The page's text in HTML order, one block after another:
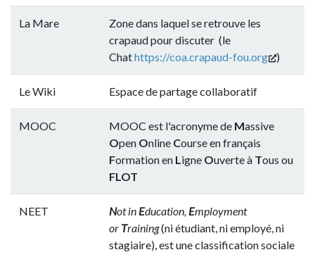
La Mare
Zone dans laquel se retrouve les
crapaud pour discuter (le
Chathttps://coa.crapaud-fou.org )
Le Wiki Espace de partage collaboratif
MOOC MOOC est l'acronyme de Massive
Open Online Course en français
Formation en L igne Ouverte à Tous ou
FLOT
NEET Not in Education, Employment
or Training(ni étudiant, ni employé, ni
stagiaire), est une classification sociale